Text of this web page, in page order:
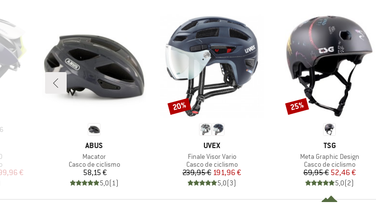
6
€
MARCA
ABUS
Artículo
Macator
Product group
Casco de ciclismo
Precio
58,15 €
5,0(1)
MARCA
UVEX
Artículo
Finale Visor Vario
Product group
Casco de ciclismo
Precio
239,95 €Precio reducido
191,96 €
5,0(3)
Descuento
20%
MARCA
TSG
Artículo
Meta Graphic Design
Product group
Casco de ciclismo
Precio
69,95 €Precio reducido
52,46 €
5,0(2)
Descuento
25%